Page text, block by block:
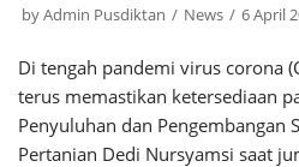
byAdmin Pusdiktan News 6 April
Di tengah pandemi virus corona
terus memastikan ketersediaan
Penyuluhan dan Pengembangan
Pertanian Dedi Nursyamsi saat